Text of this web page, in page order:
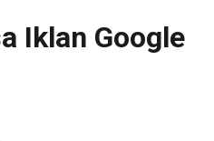
Iklan Google